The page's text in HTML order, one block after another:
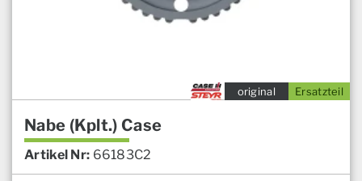
Ersatzteil
original
Nabe (Kplt.) Case
Artikel Nr: 66183C2